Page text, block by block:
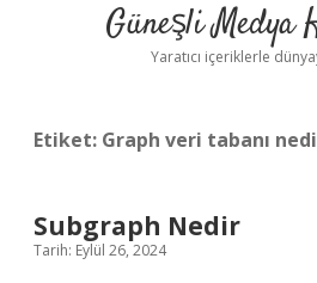
Yasal Uyarı
Güneşli Medya
Yaratıcı içeriklerle
Etiket: Graph veri tabanı
Subgraph Nedir
Tarih: Eylül 26, 2024